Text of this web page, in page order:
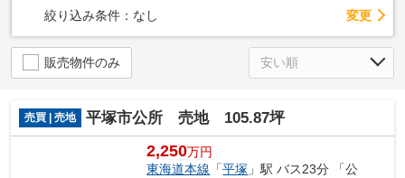
絞り込み条件： なし 変更
販売物件のみ
売買 | 売地 平塚市公所 売地 105.87坪
2,250万円
東海道本線 「平塚 」駅 バス23分 「公